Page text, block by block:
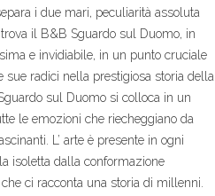
i due mari, peculiarità assoluta
il B&B Sguardo sul Duomo, in
e invidiabile, in un punto cruciale
sue radici nella prestigiosa storia della
sul Duomo si colloca in un
le emozioni che riecheggiano da
L’ arte è presente in ogni
isoletta dalla conformazione
ci racconta una storia di millenni.